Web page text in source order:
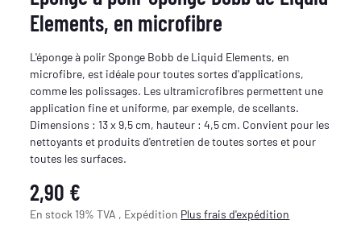
Elements, en microfibre
L'éponge à polir Sponge Bobb de Liquid Elements, en
microfibre, est idéale pour toutes sortes d'applications,
comme les polissages. Les ultramicrofibres permettent une
application fine et uniforme, par exemple, de scellants.
Dimensions : 13 x 9,5 cm, hauteur : 4,5 cm. Convient pour les
nettoyants et produits d'entretien de toutes sortes et pour
toutes les surfaces.
2,90 €
En stock 19% TVA , Expédition Plusfrais d'expédition